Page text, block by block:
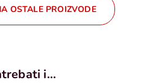
OSTALE PROIZVODE
i...